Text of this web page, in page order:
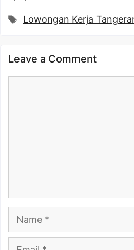
Tags
Lowongan Kerja
Leave a Comment
Name
Email